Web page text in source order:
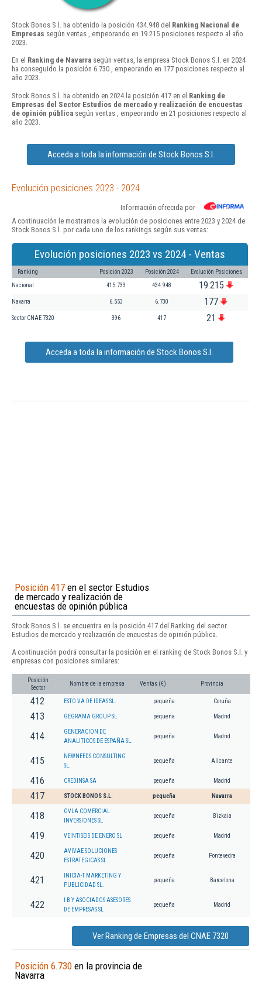
Stock Bonos S.l. ha obtenido la posición 434.948 del Ranking Nacional de
Empresas según ventas , empeorando en 19.215 posiciones respecto al año
2023.
En el Ranking de Navarra según ventas, la empresa Stock Bonos S.l. en 2024
ha conseguido la posición 6.730 , empeorando en 177 posiciones respecto al
año 2023.
Stock Bonos S.l. ha obtenido en 2024 la posición 417 en el Ranking de
Empresas del Sector Estudios de mercado y realización de encuestas
de opinión pública según ventas , empeorando en 21 posiciones respecto al
año 2023.
Acceda a toda la información de Stock Bonos S.l.
Evolución posiciones 2023 - 2024
Información ofrecida por
A continuación le mostramos la evolución de posiciones entre 2023 y 2024 de
Stock Bonos S.l. por cada uno de los rankings según sus ventas:
Evolución posiciones 2023 vs 2024 - Ventas
Ranking Posición 2023 Posición 2024 Evolución Posiciones
Nacional 415.733 434.948 19.215
Navarra 6.553 6.730 177
Sector CNAE 7320 396 417 21
Acceda a toda la información de Stock Bonos S.l.
Posición 417 en el sector Estudios
de mercado y realización de
encuestas de opinión pública
Stock Bonos S.l. se encuentra en la posición 417 del Ranking del sector
Estudios de mercado y realización de encuestas de opinión pública.
A continuación podrá consultar la posición en el ranking de Stock Bonos S.l. y
empresas con posiciones similares:
Posición
Sector
Nombre de la empresa Ventas (€) Provincia
412 ESTO VA DE IDEAS SL. pequeña Coruña
413 GEGRAMA GROUP SL. pequeña Madrid
414
GENERACION DE
ANALITICOS DE ESPAÑA SL.
pequeña Madrid
415
NEWNEEDS CONSULTING
SL.
pequeña Alicante
416 CREDINSA SA pequeña Madrid
417 STOCK BONOS S.L. pequeña Navarra
418
GVLA COMERCIAL
INVERSIONES SL
pequeña Bizkaia
419 VEINTISEIS DE ENERO SL pequeña Madrid
420
AVIVAE SOLUCIONES
ESTRATEGICAS SL.
pequeña Pontevedra
421
INICIA-T MARKETING Y
PUBLICIDAD SL.
pequeña Barcelona
422
I B Y ASOCIADOS ASESORES
DE EMPRESAS SL
pequeña Madrid
Ver Ranking de Empresas del CNAE 7320
Posición 6.730 en la provincia de
Navarra